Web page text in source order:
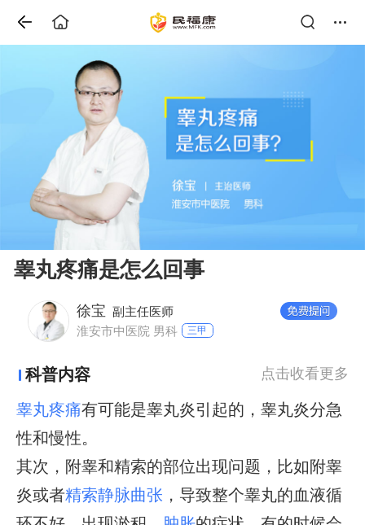
睾丸疼痛是怎么回事
徐宝 副主任医师
淮安市中医院 男科
三甲
科普内容 点击收看更多
睾丸疼痛有可能是睾丸炎引起的，睾丸炎分急
性和慢性。
其次，附睾和精索的部位出现问题，比如附睾
炎或者精索静脉曲张 ，导致整个睾丸的血液循